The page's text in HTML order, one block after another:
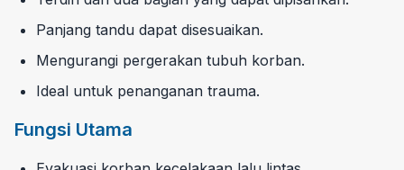
Panjang tandu dapat disesuaikan.
Mengurangi pergerakan tubuh korban.
Ideal untuk penanganan trauma.
Fungsi Utama